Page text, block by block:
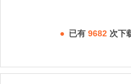
已有 9682 次下